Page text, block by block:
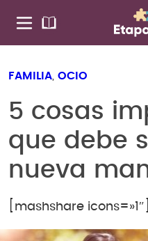
FAMILIA OCIO
5 cosas
que debe
nueva
[mashshare icons=»1″]